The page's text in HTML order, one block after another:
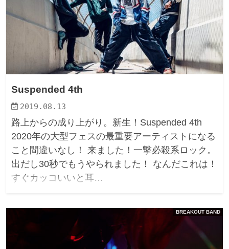
Suspended 4th
2019.08.13
路上からの成り上がり。新生！Suspended 4th
2020年の大型フェスの最重要アーティストになる
こと間違いなし！ 来ました！一撃必殺系ロック。
出だし30秒でもうやられました！ なんだこれは！
すぐカッコいいと耳…
BREAKOUT BAND